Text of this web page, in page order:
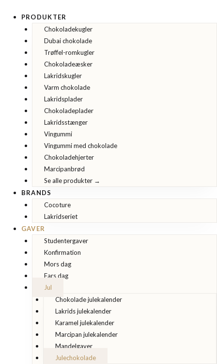
indholdet
PRODUKTER
Chokoladekugler
Dubai chokolade
Trøffel-romkugler
Chokoladeæsker
Lakridskugler
Varm chokolade
Lakridsplader
Chokoladeplader
Lakridsstænger
Vingummi
Vingummi med chokolade
Chokoladehjerter
Marcipanbrød
Se alle produkter →
BRANDS
Cocoture
Lakridseriet
GAVER
Studentergaver
Konfirmation
Mors dag
Fars dag
Jul
Chokolade julekalender
Lakrids julekalender
Karamel julekalender
Marcipan julekalender
Mandelgaver
Julechokolade